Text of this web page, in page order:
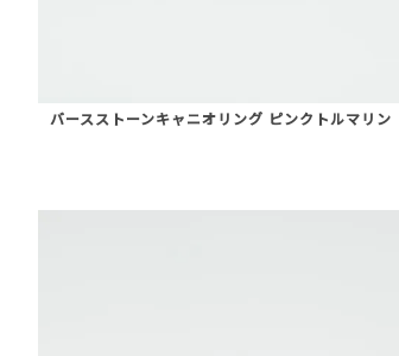
バースストーンキャニオリング ピンクトルマリン